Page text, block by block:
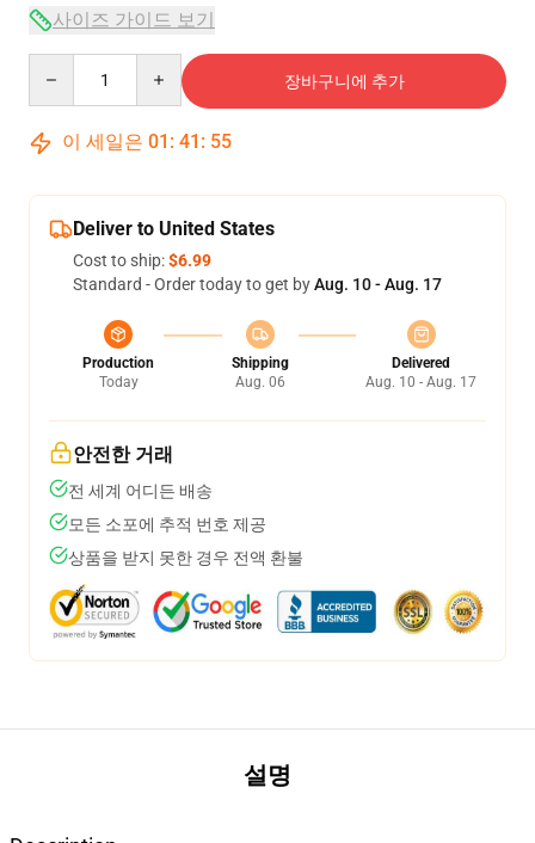
사이즈 가이드 보기
장바구니에 추가
이 세일은 01 : 41 : 54
Deliver to United States
Cost to ship:$6.99
Standard - Order today to get byAug. 10 - Aug. 17
Production
Today
Shipping
Aug. 06
Delivered
Aug. 10 - Aug. 17
안전한 거래
전 세계 어디든 배송
모든 소포에 추적 번호 제공
상품을 받지 못한 경우 전액 환불
설명